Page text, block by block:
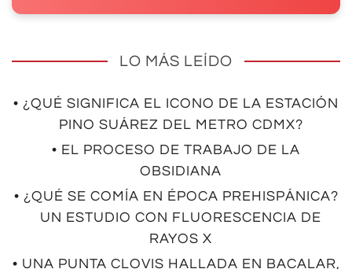
LO MÁS LEÍDO
• ¿QUÉ SIGNIFICA EL ICONO DE LA ESTACIÓN
PINO SUÁREZ DEL METRO CDMX?
• EL PROCESO DE TRABAJO DE LA
OBSIDIANA
• ¿QUÉ SE COMÍA EN ÉPOCA PREHISPÁNICA?
UN ESTUDIO CON FLUORESCENCIA DE
RAYOS X
• UNA PUNTA CLOVIS HALLADA EN BACALAR,